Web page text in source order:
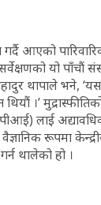
आएको
यो पाँचौं
थापाले भने,
।’
लाई
रूपमा
थालेको हो ।